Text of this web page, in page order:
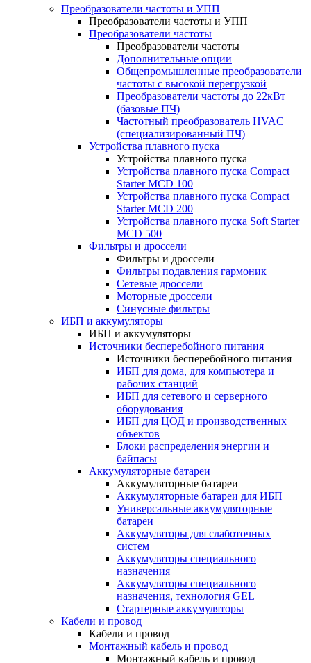
Преобразователи частоты и УПП
Преобразователи частоты и УПП
Преобразователи частоты
Преобразователи частоты
Дополнительные опции
Общепромышленные преобразователи
частоты с высокой перегрузкой
Преобразователи частоты до 22кВт
(базовые ПЧ)
Частотный преобразователь HVAC
(специализированный ПЧ)
Устройства плавного пуска
Устройства плавного пуска
Устройства плавного пуска Compact
Starter MCD 100
Устройства плавного пуска Compact
Starter MCD 200
Устройства плавного пуска Soft Starter
MCD 500
Фильтры и дроссели
Фильтры и дроссели
Фильтры подавления гармоник
Сетевые дроссели
Моторные дроссели
Синусные фильтры
ИБП и аккумуляторы
ИБП и аккумуляторы
Источники бесперебойного питания
Источники бесперебойного питания
ИБП для дома, для компьютера и
рабочих станций
ИБП для сетевого и серверного
оборудования
ИБП для ЦОД и производственных
объектов
Блоки распределения энергии и
байпасы
Аккумуляторные батареи
Аккумуляторные батареи
Аккумуляторные батареи для ИБП
Универсальные аккумуляторные
батареи
Аккумуляторы для слаботочных
систем
Аккумуляторы специального
назначения
Аккумуляторы специального
назначения, технология GEL
Стартерные аккумуляторы
Кабели и провод
Кабели и провод
Монтажный кабель и провод
Монтажный кабель и провод